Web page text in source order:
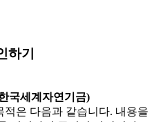
하기
국세계자연기금)
은 다음과 같습니다. 내용을